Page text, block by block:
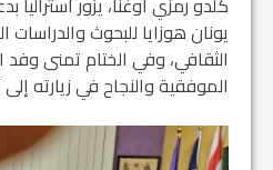
يونان هوزايا للبحوث
الثقافي، وفي الختام تمنى وفد
الموفقية والنجاح في زيارته إلى